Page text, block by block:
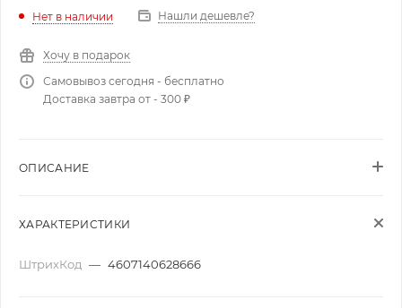
Нет в наличии Нашли дешевле?
Хочу в подарок
Самовывоз сегодня - бесплатно
Доставка завтра от - 300 ₽
ОПИСАНИЕ
ХАРАКТЕРИСТИКИ
ШтрихКод — 4607140628666